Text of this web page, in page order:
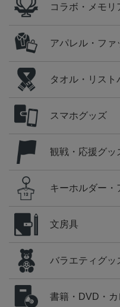
コラボ・メモリ
アパレル・ファ
タオル・リスト
スマホグッズ
観戦・応援グッ
キーホルダー・
文房具
バラエティグッ
書籍・DVD・カ